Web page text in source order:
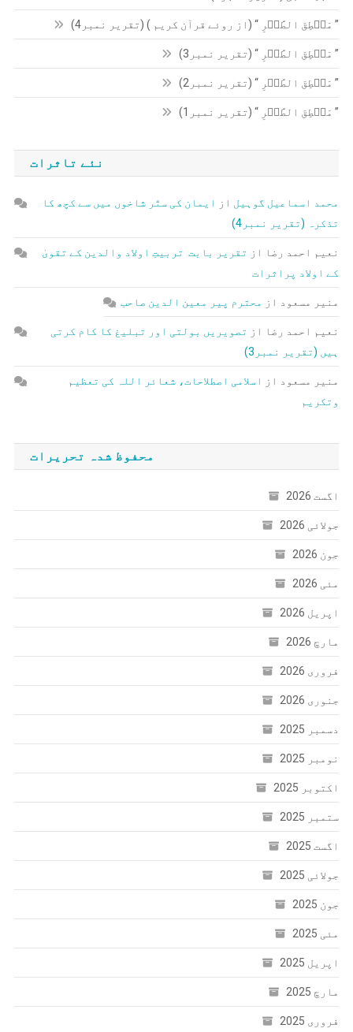
” مَنۡطِقَ الطَّیۡرِ “ (از روئے قرآن کریم ) (تقریر نمبر4)
” مَنۡطِقَ الطَّیۡرِ “ (تقریر نمبر3)
” مَنۡطِقَ الطَّیۡرِ “ (تقریر نمبر2)
” مَنۡطِقَ الطَّیۡرِ “ (تقریر نمبر1)
نئے تاثرات
محمد اسماعیل گوہیل از
ایمان کی ستّر شاخوں میں سے کچھ کا
تذکرہ (تقریر نمبر4)
نعیم احمد رضا از تقریر بابت تربیتِ اولاد والدین کے تقویٰ
کے اولاد پراثرات
منیر مسعود از محترم پیر معین الدین صاحب
نعیم احمد رضا از تصویریں بولتی اور تبلیغ کا کام کرتی
ہیں (تقریر نمبر3)
منیر مسعود از
اسلامی اصطلاحات، شعائر اللہ کی تعظیم
وتکریم
محفوظ شدہ تحریرات
اگست 2026
جولائی 2026
جون 2026
مئی 2026
اپریل 2026
مارچ 2026
فروری 2026
جنوری 2026
دسمبر 2025
نومبر 2025
اکتوبر 2025
ستمبر 2025
اگست 2025
جولائی 2025
جون 2025
مئی 2025
اپریل 2025
مارچ 2025
فروری 2025